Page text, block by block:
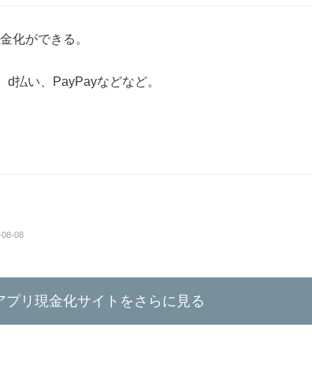
化ができる。
払い、PayPayなどなど。
08
プリ現金化サイトをさらに見る